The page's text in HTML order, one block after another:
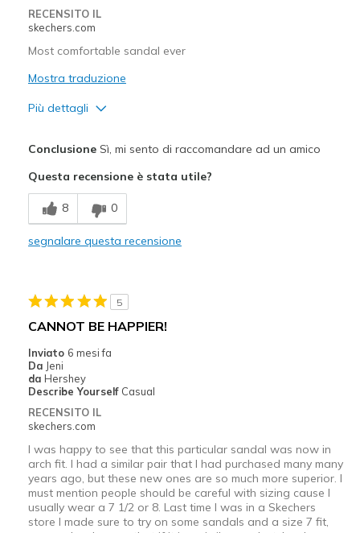
RECENSITO IL
skechers.com
Most comfortable sandal ever
Mostra traduzione
Più dettagli
Breathe Well
Comfortable
Migliori Utilizzi:
Going Out
Sizing
Feels full size too big
View On Shoes
I'm Into Shoes
ConclusioneSì, mi sento di raccomandare ad un amico
Questa recensione è stata utile?
8 0
segnalare questa recensione
5
CANNOT BE HAPPIER!
Inviato 6 mesi fa
Da Jeni
da Hershey
Describe Yourself Casual
RECENSITO IL
skechers.com
I was happy to see that this particular sandal was now in
arch fit. I had a similar pair that I had purchased many many
years ago, but these new ones are so much more superior. I
must mention people should be careful with sizing cause I
usually wear a 7 1/2 or 8. Last time I was in a Skechers
store I made sure to try on some sandals and a size 7 fit,